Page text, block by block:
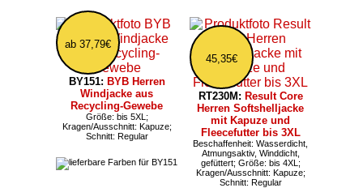
ab 37,79€
BY151: BYB Herren
Windjacke aus
Recycling-Gewebe
Größe: bis 5XL;
Kragen/Ausschnitt: Kapuze;
Schnitt: Regular
45,35€
RT230M: Result Core
Herren Softshelljacke
mit Kapuze und
Fleecefutter bis 3XL
Beschaffenheit: Wasserdicht,
Atmungsaktiv, Winddicht,
gefüttert; Größe: bis 4XL;
Kragen/Ausschnitt: Kapuze;
Schnitt: Regular